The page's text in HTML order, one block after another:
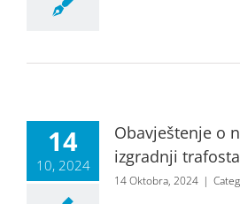
14
10, 2024
Obavještenje o
izgradnji
14 Oktobra, 2024 |